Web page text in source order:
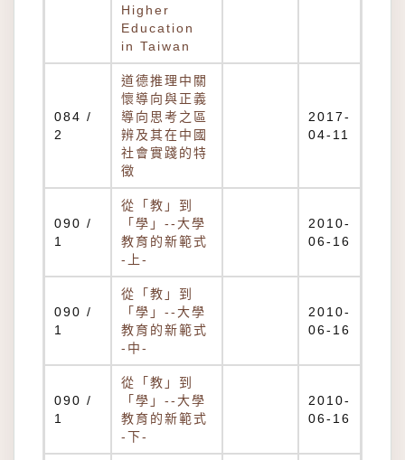
Higher
Education
in Taiwan
084 /
2
道德推理中關
懷導向與正義
導向思考之區
辨及其在中國
社會實踐的特
徵
2017-
04-11
090 /
1
從「教」到
「學」--大學
教育的新範式
-上-
2010-
06-16
090 /
1
從「教」到
「學」--大學
教育的新範式
-中-
2010-
06-16
090 /
1
從「教」到
「學」--大學
教育的新範式
-下-
2010-
06-16